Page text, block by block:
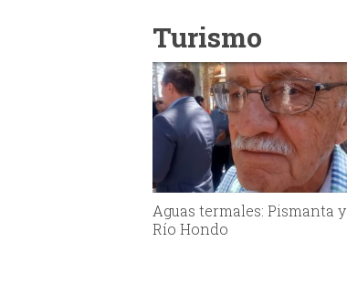
Turismo
Aguas termales: Pismanta y
Río Hondo